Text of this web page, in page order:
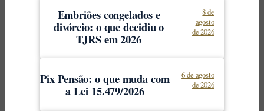
Embriões congelados e
divórcio: o que decidiu o
TJRS em 2026
8 de
agosto
de 2026
Pix Pensão: o que muda com
a Lei 15.479/2026
6 de agosto
de 2026